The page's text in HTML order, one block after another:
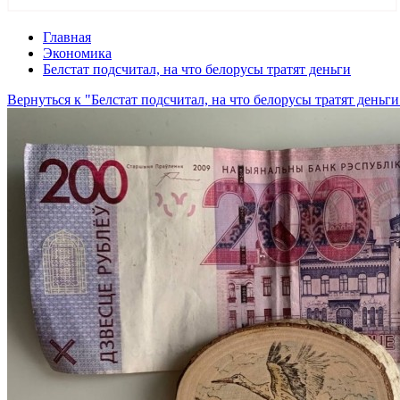
Главная
Экономика
Белстат подсчитал, на что белорусы тратят деньги
Вернуться к "Белстат подсчитал, на что белорусы тратят